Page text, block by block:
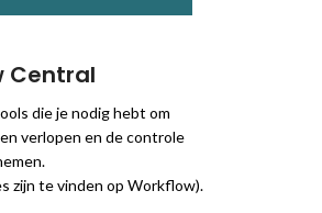
Central
die je nodig hebt om
verlopen en de controle
zijn te vinden op Workflow).